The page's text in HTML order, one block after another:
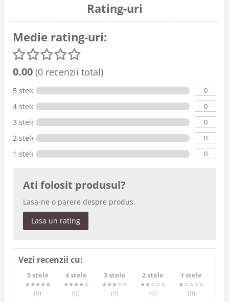
Rating-uri
Medie rating-uri:
0.00 (0 recenzii total)
5 stele 0
4 stele 0
3 stele 0
2 stele 0
1 stele 0
Ati folosit produsul?
Lasa-ne o parere despre produs.
Lasa un rating
Vezi recenzii cu:
5 stele
(0)
4 stele
(0)
3 stele
(0)
2 stele
(0)
1 stele
(0)